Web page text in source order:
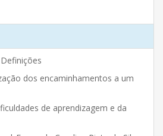
dos encaminhamentos a um
de aprendizagem e da